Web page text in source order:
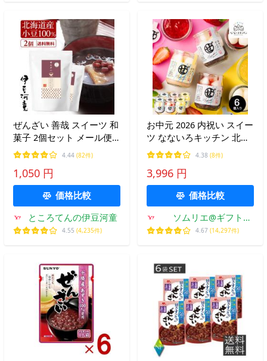
ぜんざい 善哉 スイーツ 和
菓子 2個セット メール便
ポスト投函便可 送料無料
4.44 (82件)
1,050 円
価格比較
ところてんの伊豆河童
4.55 (4,235件)
お中元 2026 内祝い スイー
ツ なないろキッチン 北海
道冷やしぜんざい3種6本
セット 冷やし ぜんざい 冷
凍 送料無料 メーカー直送
ギフト お返し
4.38 (8件)
3,996 円
価格比較
ソムリエ@ギフト
Yahoo!ショッピング店
4.67 (14,297件)